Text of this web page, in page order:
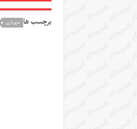
برچسب ها شهرداری